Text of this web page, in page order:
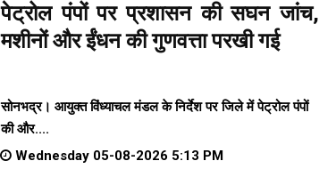
पेट्रोल पंपों पर प्रशासन की सघन जांच,
मशीनों और ईंधन की गुणवत्ता परखी गई
सोनभद्र। आयुक्त विंध्याचल मंडल के निर्देश पर जिले में पेट्रोल पंपों
की और....
Wednesday 05-08-2026 5:13 PM